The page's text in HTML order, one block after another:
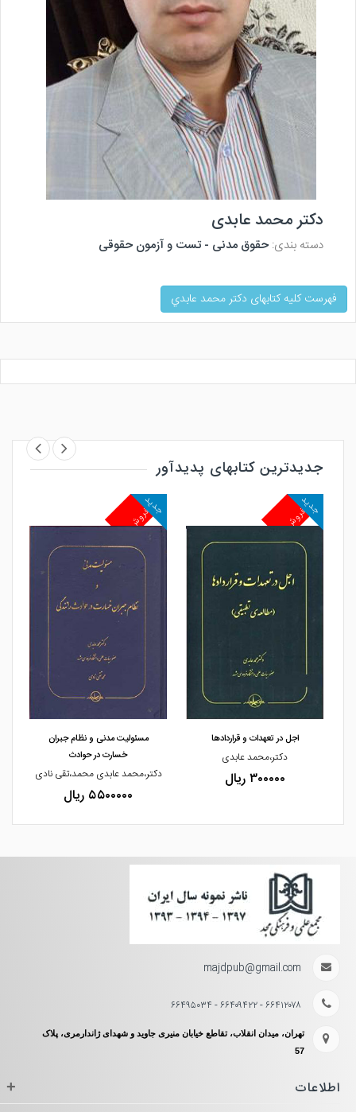
دکتر محمد عابدی
دسته بندی: حقوق مدنی - تست و آزمون حقوقی
فهرست کلیه کتابهای دكتر محمد عابدي
جدیدترین کتابهای پدیدآور
مشاهده و خرید
پرفروش
جدید
مشاهده و خرید
اجل در تعهدات و قراردادها
دکتر،محمد عابدی
۳۰۰۰۰۰ ریال
پرفروش
جدید
مسئولیت مدنی و نظام جبران
خسارت در حوادث
دکتر،محمد عابدی محمد،تقی نادی
۵۵۰۰۰۰۰ ریال
majdpub@gmail.com
۶۶۴۱۲۰۷۸ - ۶۶۴۰۹۴۲۲ - ۶۶۴۹۵۰۳۴
تهران، میدان انقلاب، تقاطع خیابان منیری جاوید و شهدای ژاندارمری، پلاک
57
اطلاعات +